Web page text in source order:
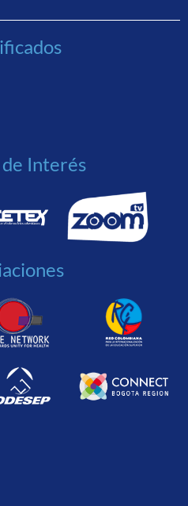
de Interés